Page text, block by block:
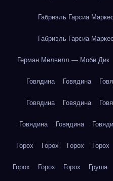
Габриэль Гарсиа
Габриэль Гарсиа
Герман Мелвилл — Моби Дик
Говядина Говядина
Говядина Говядина
Говядина Говядина
Горох Горох Горох Горох
Горох Горох Горох Груша